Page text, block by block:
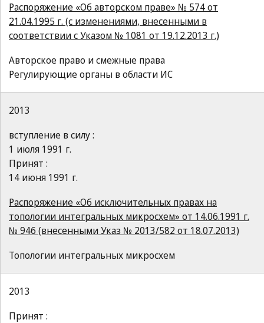
Распоряжение «Об авторском праве» № 574 от
21.04.1995 г. (с изменениями, внесенными в
соответствии с Указом № 1081 от 19.12.2013 г.)
Авторское право и смежные права
Регулирующие органы в области ИС
2013
вступление в силу :
1 июля 1991 г.
Принят :
14 июня 1991 г.
Распоряжение «Об исключительных правах на
топологии интегральных микросхем» от 14.06.1991 г.
№ 946 (внесенными Указ № 2013/582 от 18.07.2013)
Топологии интегральных микросхем
2013
Принят :